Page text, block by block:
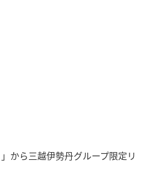
」から三越伊勢丹グループ限定リ